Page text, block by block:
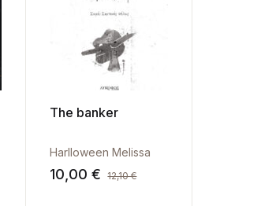
The banker
Harlloween Melissa
10,00€ 12,10€